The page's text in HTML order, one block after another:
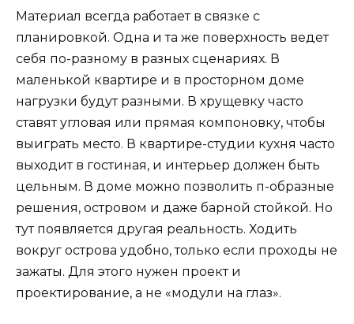
Материал всегда работает в связке с
планировкой. Одна и та же поверхность ведет
себя по-разному в разных сценариях. В
маленькой квартире и в просторном доме
нагрузки будут разными. В хрущевку часто
ставят угловая или прямая компоновку, чтобы
выиграть место. В квартире-студии кухня часто
выходит в гостиная, и интерьер должен быть
цельным. В доме можно позволить п-образные
решения, островом и даже барной стойкой. Но
тут появляется другая реальность. Ходить
вокруг острова удобно, только если проходы не
зажаты. Для этого нужен проект и
проектирование, а не «модули на глаз».